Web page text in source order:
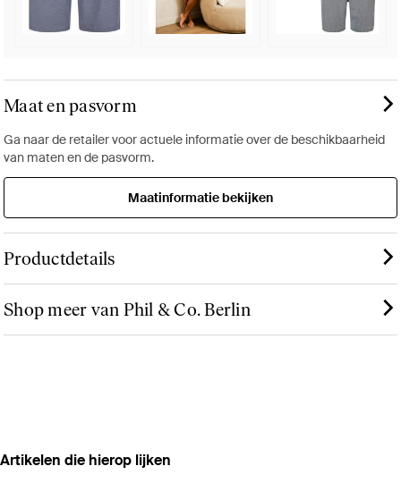
Maat en pasvorm
Ga naar de retailer voor actuele informatie over de beschikbaarheid
van maten en de pasvorm.
Maatinformatie bekijken
Productdetails
Shop meer van Phil & Co. Berlin
Artikelen die hierop lijken